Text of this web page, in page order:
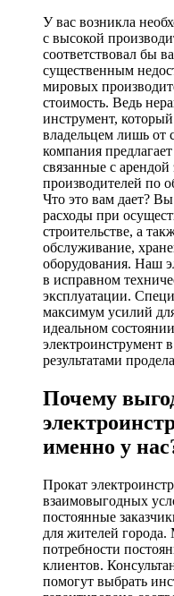
У вас возникла
с высокой
соответствовал бы
существенным
мировых
стоимость. Ведь
инструмент, который
владельцем лишь от
компания
связанные с
производителей по
Что это вам дает?
расходы при
строительстве, а
обслуживание,
оборудования. Наш
в исправном
эксплуатации.
максимум усилий
идеальном
электроинструмент
результатами
Почему
именно у
Прокат
взаимовыгодных
постоянные
для жителей
потребности
клиентов.
помогут выбрать